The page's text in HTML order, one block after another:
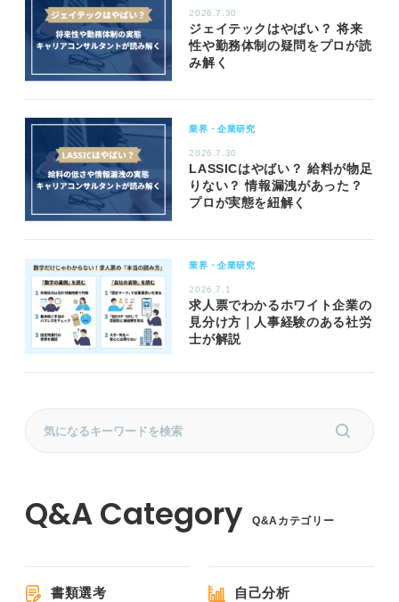
2026.7.30
ジェイテックはやばい？ 将来
性や勤務体制の疑問をプロが読
み解く
業界・企業研究
2026.7.30
LASSICはやばい？ 給料が物足
りない？ 情報漏洩があった？
プロが実態を紐解く
業界・企業研究
2026.7.1
求人票でわかるホワイト企業の
見分け方｜人事経験のある社労
士が解説
Q&Aカテゴリー
書類選考 自己分析